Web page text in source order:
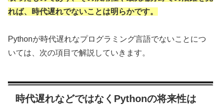
れば、時代遅れでないことは明らかです。
Pythonが時代遅れなプログラミング言語でないことにつ
いては、次の項目で解説していきます。
時代遅れなどではなくPythonの将来性は